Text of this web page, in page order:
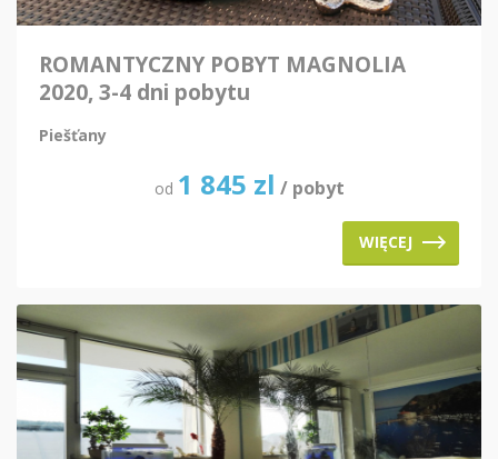
ROMANTYCZNY POBYT MAGNOLIA
2020, 3-4 dni pobytu
Piešťany
od 1 845 zl / pobyt
WIĘCEJ